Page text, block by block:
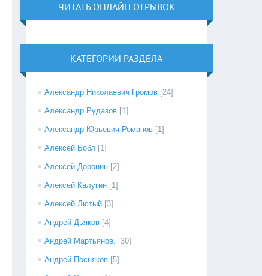
ЧИТАТЬ ОНЛАЙН ОТРЫВОК
КАТЕГОРИИ РАЗДЕЛА
Александр Николаевич Громов [24]
Александр Рудазов [1]
Александр Юрьевич Романов [1]
Алексей Бобл [1]
Алексей Доронин [2]
Алексей Калугин [1]
Алексей Лютый [3]
Андрей Дьяков [4]
Андрей Мартьянов. [30]
Андрей Посняков [5]